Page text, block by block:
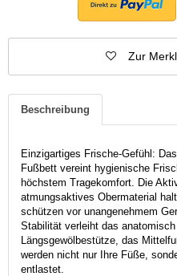
Zur
Beschreibung
Einzigartiges Frische-Gefühl:
Fußbett vereint hygienische
höchstem Tragekomfort. Die
atmungsaktives Obermaterial
schützen vor unangenehmem
Stabilität verleiht das
Längsgewölbestütze, das
werden nicht nur Ihre Füße,
entlastet.